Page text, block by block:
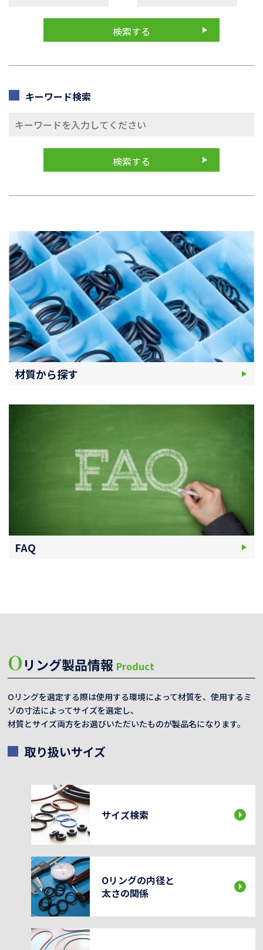
キーワード検索
材質から探す
FAQ
Oリング製品情報 Product
Oリングを選定する際は使用する環境によって材質を、使用するミ
ゾの寸法によってサイズを選定し、
材質とサイズ両方をお選びいただいたものが製品名になります。
取り扱いサイズ
サイズ検索
Oリングの内径と
太さの関係